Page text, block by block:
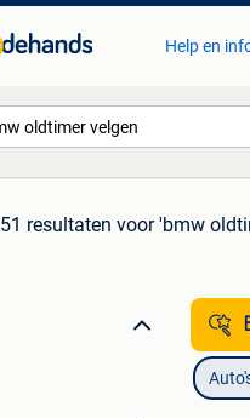
Help en
51 resultaten voor 'bmw